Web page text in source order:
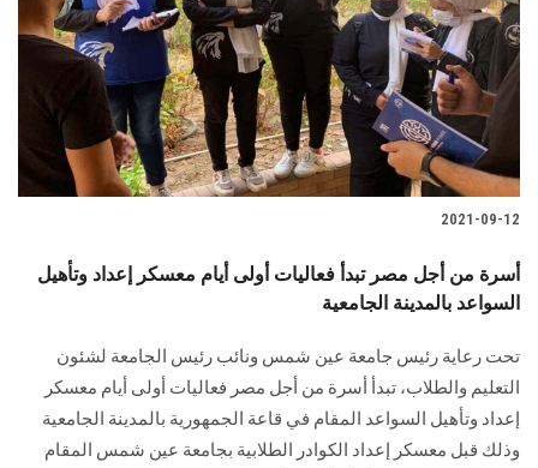
الإعلام
الطلاب
الدراسات العليا
الخريجين
الموظفون
2021-09-12
أسرة من أجل مصر تبدأ فعاليات أولى أيام معسكر إعداد وتأهيل
السواعد بالمدينة الجامعية
تحت رعاية رئيس جامعة عين شمس ونائب رئيس الجامعة لشئون
التعليم والطلاب، تبدأ أسرة من أجل مصر فعاليات أولى أيام معسكر
إعداد وتأهيل السواعد المقام في قاعة الجمهورية بالمدينة الجامعية
وذلك قبل معسكر إعداد الكوادر الطلابية بجامعة عين شمس المقام